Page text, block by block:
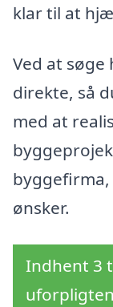
klar til at
Ved at søge
direkte, så
med at
ønsker.
Indhent 3